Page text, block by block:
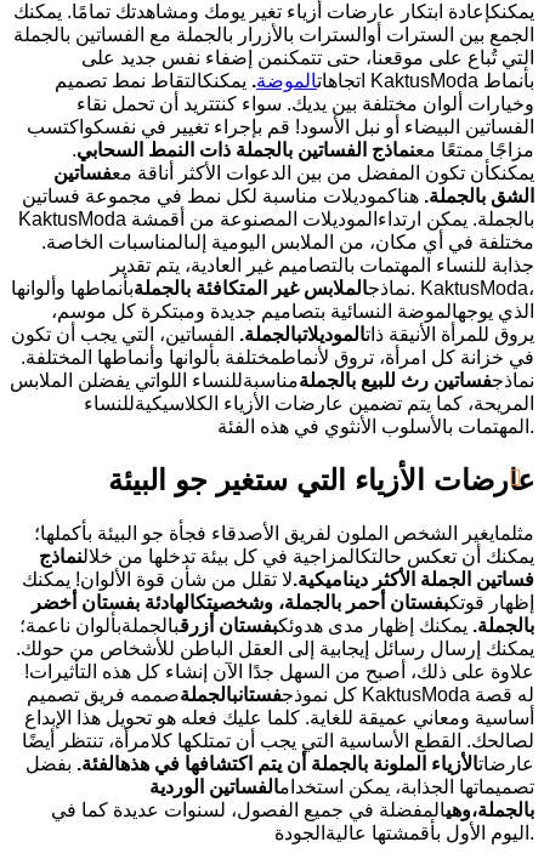
يمكنكإعادة ابتكار عارضات أزياء تغير يومك ومشاهدتك تمامًا. يمكنك
الجمع بين السترات أوالسترات بالأزرار بالجملة مع الفساتين بالجملة
التي تُباع على موقعنا، حتى تتمكنمن إضفاء نفس جديد على
اتجاهاتالموضة. يمكنكالتقاط نمط تصميم KaktusModa بأنماط
وخيارات ألوان مختلفة بين يديك. سواء كنتتريد أن تحمل نقاء
الفساتين البيضاء أو نبل الأسود! قم بإجراء تغيير في نفسكواكتسب
مزاجًا ممتعًا معنماذج الفساتين بالجملة ذات النمط السحابي.
يمكنكأن تكون المفضل من بين الدعوات الأكثر أناقة معفساتين
الشق بالجملة. هناكموديلات مناسبة لكل نمط في مجموعة فساتين
KaktusModa بالجملة. يمكن ارتداءالموديلات المصنوعة من أقمشة
مختلفة في أي مكان، من الملابس اليومية إلىالمناسبات الخاصة.
جذابة للنساء المهتمات بالتصاميم غير العادية، يتم تقدير
نماذجالملابس غير المتكافئة بالجملةبأنماطها وألوانها. KaktusModa،
الذي يوجهالموضة النسائية بتصاميم جديدة ومبتكرة كل موسم،
يروق للمرأة الأنيقة ذاتالموديلاتبالجملة. الفساتين، التي يجب أن تكون
في خزانة كل امرأة، تروق لأنماطمختلفة بألوانها وأنماطها المختلفة.
نماذجفساتين رث للبيع بالجملةمناسبةللنساء اللواتي يفضلن الملابس
المريحة، كما يتم تضمين عارضات الأزياء الكلاسيكيةللنساء
المهتمات بالأسلوب الأنثوي في هذه الفئة.
عارضات الأزياء التي ستغير جو البيئة
مثلمايغير الشخص الملون لفريق الأصدقاء فجأة جو البيئة بأكملها؛
يمكنك أن تعكس حالتكالمزاجية في كل بيئة تدخلها من خلالنماذج
فساتين الجملة الأكثر ديناميكية.لا تقلل من شأن قوة الألوان! يمكنك
إظهار قوتكبفستان أحمر بالجملة، وشخصيتكالهادئة بفستان أخضر
بالجملة. يمكنك إظهار مدى هدوئكبفستان أزرقبالجملةبألوان ناعمة؛
يمكنك إرسال رسائل إيجابية إلى العقل الباطن للأشخاص من حولك.
علاوة على ذلك، أصبح من السهل جدًا الآن إنشاء كل هذه التأثيرات!
كل نموذجفستانبالجملةصممه فريق تصميم KaktusModa له قصة
أساسية ومعاني عميقة للغاية. كلما عليك فعله هو تحويل هذا الإبداع
لصالحك. القطع الأساسية التي يجب أن تمتلكها كلامرأة، تنتظر أيضًا
عارضاتالأزياء الملونة بالجملة أن يتم اكتشافها في هذهالفئة. بفضل
تصميماتها الجذابة، يمكن استخدامالفساتين الوردية
بالجملة،وهيالمفضلة في جميع الفصول، لسنوات عديدة كما في
اليوم الأول بأقمشتها عاليةالجودة.